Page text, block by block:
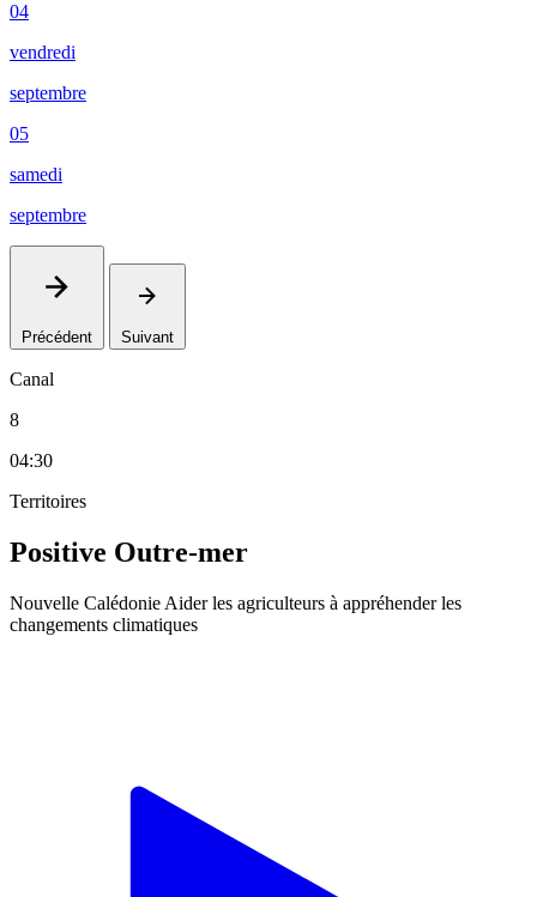
04
vendredi
septembre
05
samedi
septembre
Précédent Suivant
Canal
8
04:30
Territoires
Positive Outre-mer
Nouvelle Calédonie Aider les agriculteurs à appréhender les
changements climatiques